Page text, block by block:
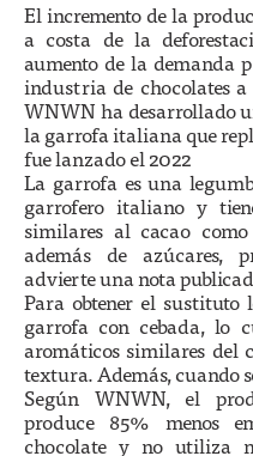
El incremento de la
a costa de la
aumento de la demanda
industria de chocolates
WNWN ha desarrollado
la garrofa italiana que
fue lanzado el 2022
La garrofa es una
garrofero italiano y
similares al cacao
además de azúcares,
advierte una nota
Para obtener el sustituto
garrofa con cebada, lo
aromáticos similares del
textura. Además, cuando
Según WNWN, el
produce 85% menos
chocolate y no utiliza